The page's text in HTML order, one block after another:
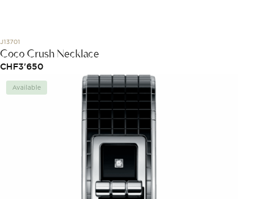
J13701
Coco Crush Necklace
CHF3'650
Available